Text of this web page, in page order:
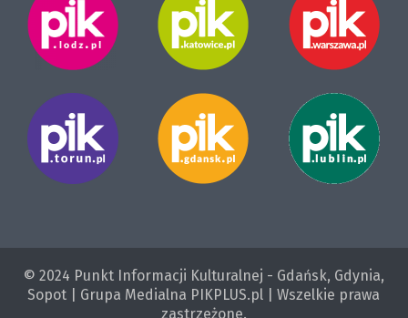
© 2024 Punkt Informacji Kulturalnej - Gdańsk, Gdynia,
Sopot | Grupa Medialna PIKPLUS.pl | Wszelkie prawa
zastrzeżone.